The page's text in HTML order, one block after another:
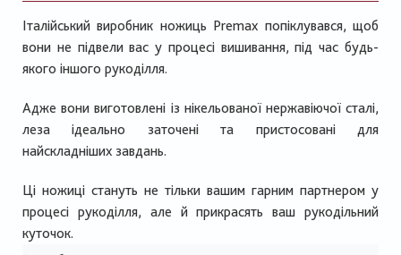
Італійський виробник ножиць Premax попіклувався, щоб
вони не підвели вас у процесі вишивання, під час будь-
якого іншого рукоділля.
Адже вони виготовлені із нікельованої нержавіючої сталі,
леза ідеально заточені та пристосовані для
найскладніших завдань.
Ці ножиці стануть не тільки вашим гарним партнером у
процесі рукоділля, але й прикрасять ваш рукодільний
куточок.